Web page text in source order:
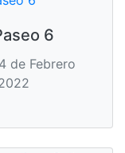
6
de Febrero